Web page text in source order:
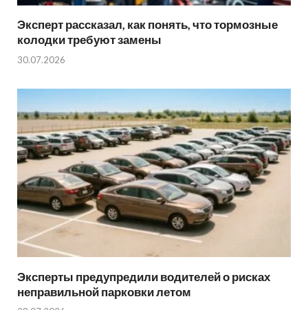
Эксперт рассказал, как понять, что тормозные
колодки требуют замены
30.07.2026
Эксперты предупредили водителей о рисках
неправильной парковки летом